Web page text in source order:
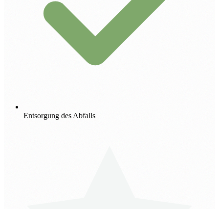
Entsorgung des Abfalls